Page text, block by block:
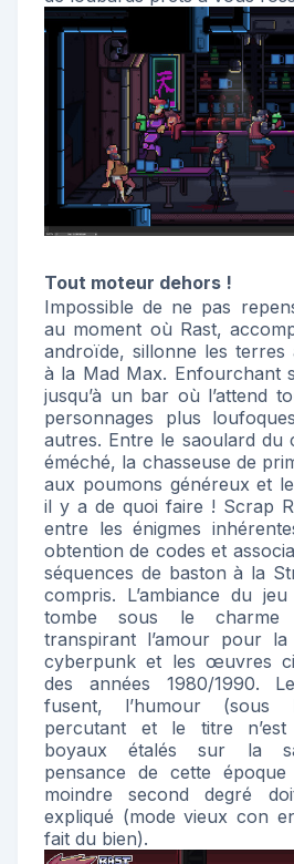
Tout moteur dehors !
Impossible de ne pas
au moment où Rast,
androïde, sillonne les terres
à la Mad Max. Enfourchant
jusqu’à un bar où l’attend
personnages plus
autres. Entre le saoulard du
éméché, la chasseuse de
aux poumons généreux et
il y a de quoi faire ! Scrap
entre les énigmes
obtention de codes et
séquences de baston à la
compris. L’ambiance du
tombe sous le
transpirant l’amour pour
cyberpunk et les œuvres
des années 1980/1990.
fusent, l’humour
percutant et le titre
boyaux étalés sur la
pensance de cette
moindre second degré
expliqué (mode vieux con
fait du bien).